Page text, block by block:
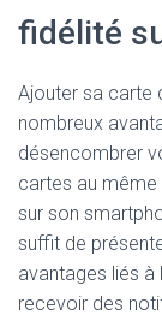
fidélité
Ajouter sa carte
nombreux
désencombrer
cartes au même
sur son
suffit de
avantages liés à
recevoir des